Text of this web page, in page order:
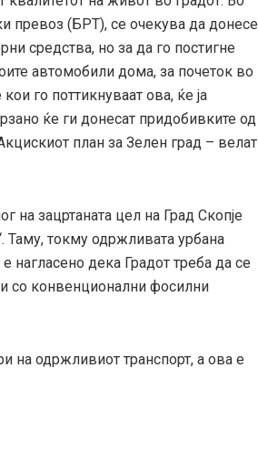
превоз (БРТ), се очекува да донесе
средства, но за да го постигне
автомобили дома, за почеток во
го поттикнуваат ова, ќе ја
ќе ги донесат придобивките од
план за Зелен град – велат
на зацртаната цел на Град Скопје
Таму, токму одржливата урбана
нагласено дека Градот треба да се
со конвенционални фосилни
на одржливиот транспорт, а ова е